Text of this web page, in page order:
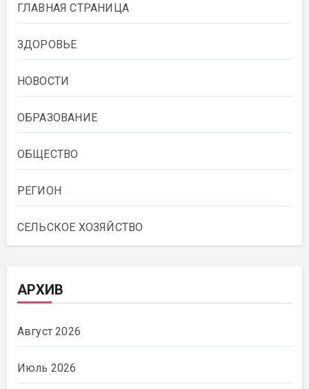
ГЛАВНАЯ СТРАНИЦА
ЗДОРОВЬЕ
НОВОСТИ
ОБРАЗОВАНИЕ
ОБЩЕСТВО
РЕГИОН
СЕЛЬСКОЕ ХОЗЯЙСТВО
АРХИВ
Август 2026
Июль 2026